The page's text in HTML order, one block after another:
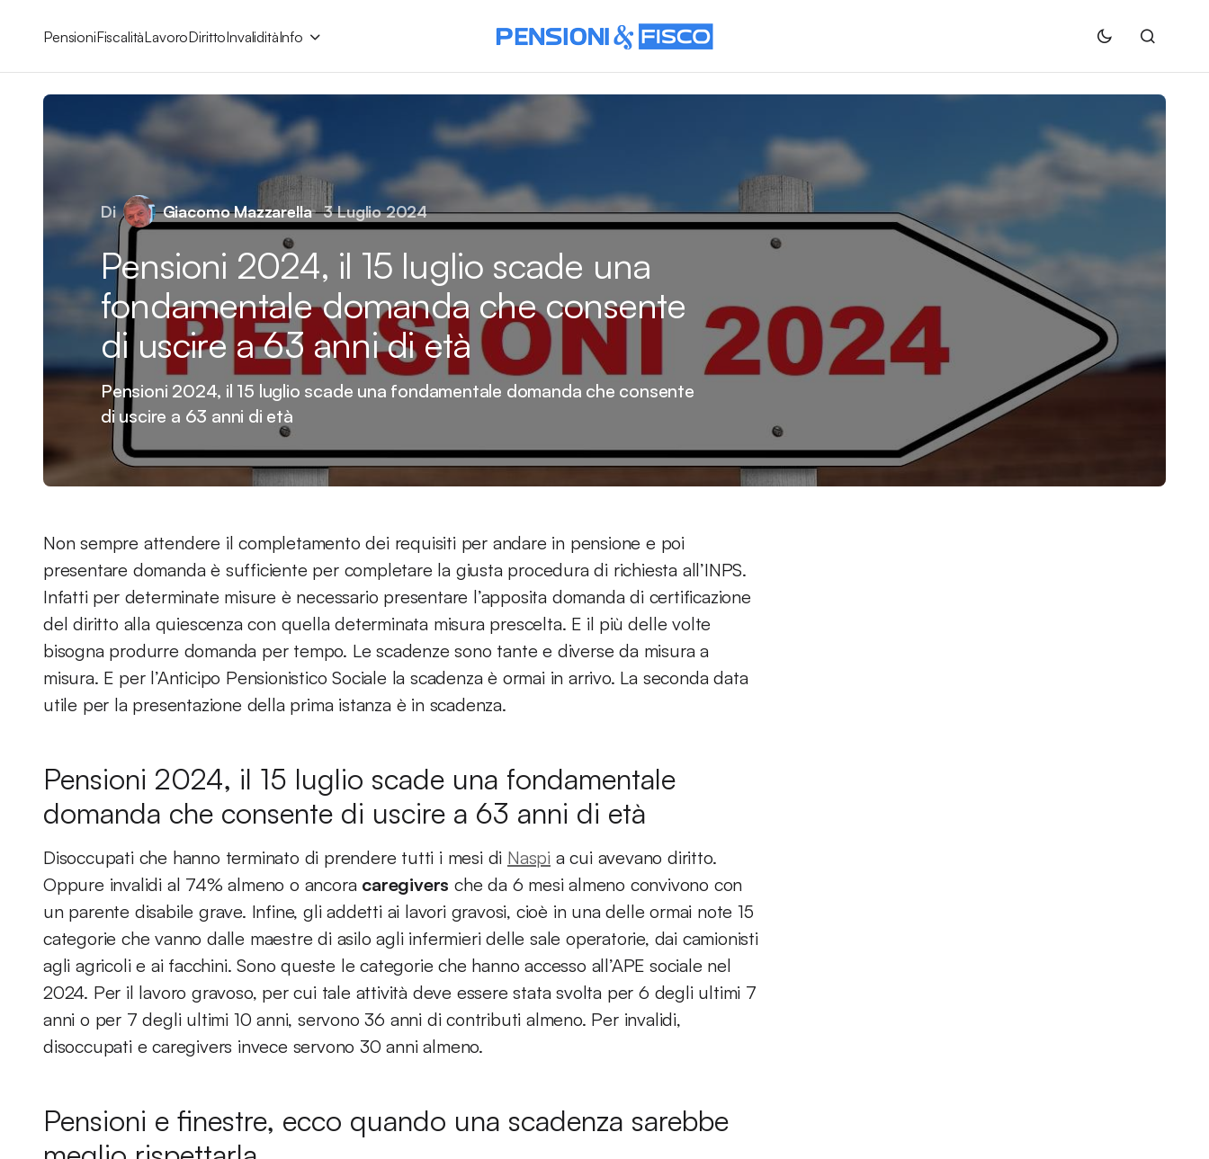
PensioniFiscalitàLavoroDirittoInvaliditàInfo
Di Giacomo Mazzarella 3 Luglio 2024
Pensioni 2024, il 15 luglio scade una
fondamentale domanda che consente
di uscire a 63 anni di età
Pensioni 2024, il 15 luglio scade una fondamentale domanda che consente
di uscire a 63 anni di età
Non sempre attendere il completamento dei requisiti per andare in pensione e poi
presentare domanda è sufficiente per completare la giusta procedura di richiesta all’INPS.
Infatti per determinate misure è necessario presentare l’apposita domanda di certificazione
del diritto alla quiescenza con quella determinata misura prescelta. E il più delle volte
bisogna produrre domanda per tempo. Le scadenze sono tante e diverse da misura a
misura. E per l’Anticipo Pensionistico Sociale la scadenza è ormai in arrivo. La seconda data
utile per la presentazione della prima istanza è in scadenza.
Pensioni 2024, il 15 luglio scade una fondamentale
domanda che consente di uscire a 63 anni di età
Disoccupati che hanno terminato di prendere tutti i mesi di Naspi a cui avevano diritto.
Oppure invalidi al 74% almeno o ancora caregivers che da 6 mesi almeno convivono con
un parente disabile grave. Infine, gli addetti ai lavori gravosi, cioè in una delle ormai note 15
categorie che vanno dalle maestre di asilo agli infermieri delle sale operatorie, dai camionisti
agli agricoli e ai facchini. Sono queste le categorie che hanno accesso all’APE sociale nel
2024. Per il lavoro gravoso, per cui tale attività deve essere stata svolta per 6 degli ultimi 7
anni o per 7 degli ultimi 10 anni, servono 36 anni di contributi almeno. Per invalidi,
disoccupati e caregivers invece servono 30 anni almeno.
Pensioni e finestre, ecco quando una scadenza sarebbe